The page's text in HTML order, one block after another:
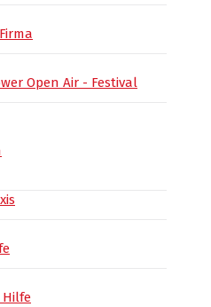
Open Air - Festival
Hilfe